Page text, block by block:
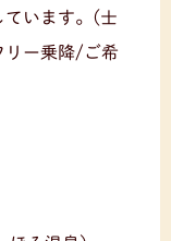
ています。(士
ー乗降/ご希